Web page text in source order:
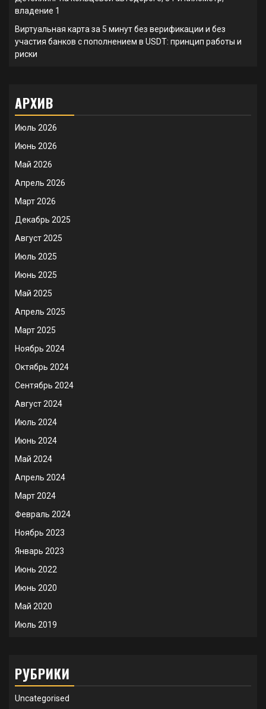
владение 1
Виртуальная карта за 5 минут без верификации и без
участия банков с пополнением в USDT: принцип работы и
риски
АРХИВ
Июль 2026
Июнь 2026
Май 2026
Апрель 2026
Март 2026
Декабрь 2025
Август 2025
Июль 2025
Июнь 2025
Май 2025
Апрель 2025
Март 2025
Ноябрь 2024
Октябрь 2024
Сентябрь 2024
Август 2024
Июль 2024
Июнь 2024
Май 2024
Апрель 2024
Март 2024
Февраль 2024
Ноябрь 2023
Январь 2023
Июнь 2022
Июнь 2020
Май 2020
Июль 2019
РУБРИКИ
Uncategorised